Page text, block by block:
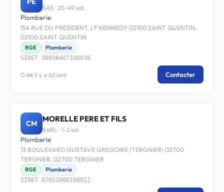
SAS · 20-49 sal.
Plomberie
154 RUE DU PRESIDENT J F KENNEDY 02100 SAINT QUENTIN,
02100 SAINT QUENTIN
RGE
Plomberie
SIRET 30938407100036
Créé il y a 62 ans Contacter
CM MORELLE PERE ET FILS
SARL · 1-2 sal.
Plomberie
13 BOULEVARD GUSTAVE GREGOIRE (TERGNIER) 02700
TERGNIER, 02700 TERGNIER
RGE
Plomberie
SIRET 87652008100012